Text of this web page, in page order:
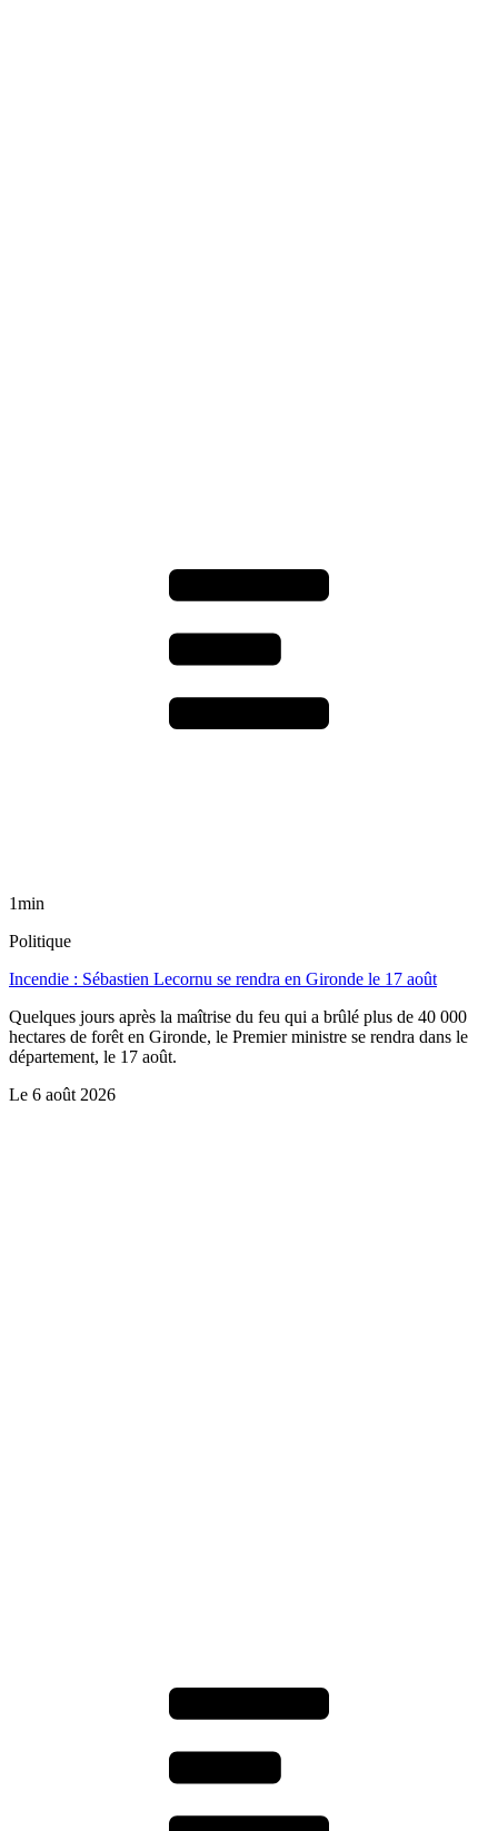
1min
Politique
Incendie : Sébastien Lecornu se rendra en Gironde le 17 août
Quelques jours après la maîtrise du feu qui a brûlé plus de 40 000
hectares de forêt en Gironde, le Premier ministre se rendra dans le
département, le 17 août.
Le 6 août 2026